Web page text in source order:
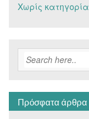
Χωρίς κατηγορία
Πρόσφατα άρθρα